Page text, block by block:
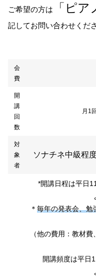
ご希望の方は 「ピ
記してお問い合わせくだ
会
費
開
講
回
数
月1
対
象
者
ソナチネ中級程
*開講日程は平日
＊ 毎年の発表会、勉
（他の費用：教材
開講頻度は平日